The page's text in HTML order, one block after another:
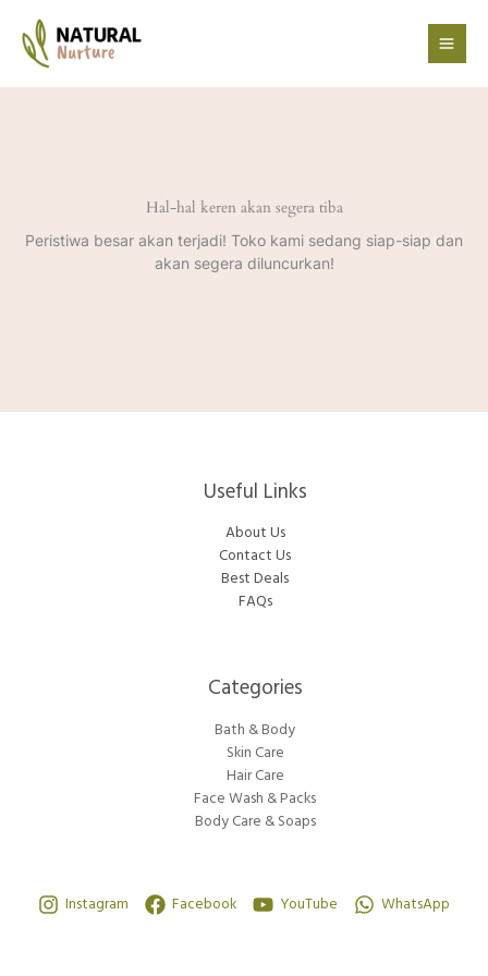
konten
Hal-hal keren akan segera tiba
Peristiwa besar akan terjadi! Toko kami sedang siap-siap dan
akan segera diluncurkan!
Useful Links
About Us
Contact Us
Best Deals
FAQs
Categories​
Bath & Body
Skin Care
Hair Care
Face Wash & Packs
Body Care & Soaps
Instagram Facebook YouTube WhatsApp